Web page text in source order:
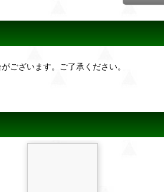
ございます。ご了承ください。